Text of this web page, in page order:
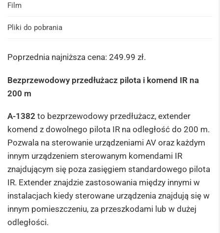
Film
Pliki do pobrania
Poprzednia najniższa cena: 249.99 zł.
Bezprzewodowy przedłużacz pilota i komend IR na
200 m
A-1382 to bezprzewodowy przedłużacz, extender
komend z dowolnego pilota IR na odległość do 200 m.
Pozwala na sterowanie urządzeniami AV oraz każdym
innym urządzeniem sterowanym komendami IR
znajdującym się poza zasięgiem standardowego pilota
IR. Extender znajdzie zastosowania między innymi w
instalacjach kiedy sterowane urządzenia znajdują się w
innym pomieszczeniu, za przeszkodami lub w dużej
odległości.